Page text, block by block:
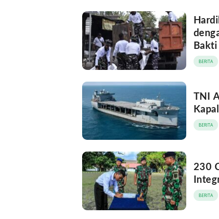
Bakti
BERITA
TNI
BERITA
230
BERITA